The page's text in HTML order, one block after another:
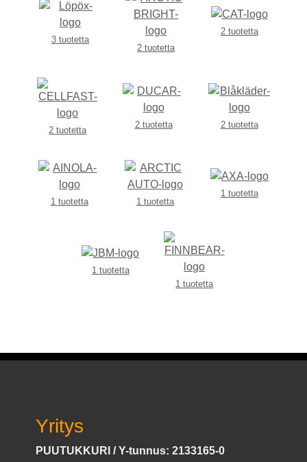
3 tuotetta
2 tuotetta
2 tuotetta
2 tuotetta
2 tuotetta 2 tuotetta
1 tuotetta 1 tuotetta
1 tuotetta
1 tuotetta
1 tuotetta
Yritys
PUUTUKKURI / Y-tunnus: 2133165-0